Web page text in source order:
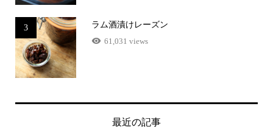
3
ラム酒漬けレーズン
61,031 views
最近の記事